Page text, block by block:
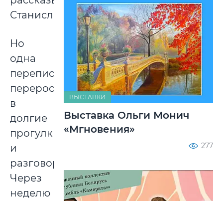
Станислав.
Но
одна
переписка
переросла
в
долгие
прогулки
и
разговоры.
Через
неделю
ВЫСТАВКИ
Выставка Ольги Монич
«Мгновения»
277